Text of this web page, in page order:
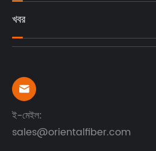
খবর

ই-মেইল:
sales@orientalfiber.com